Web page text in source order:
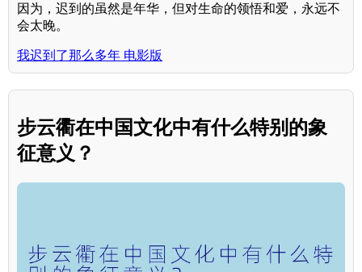
因为，迟到的虽然是年华，但对生命的领悟和爱，永远不
会太晚。
我迟到了那么多年 电影版
步云衢在中国文化中有什么特别的象
征意义？